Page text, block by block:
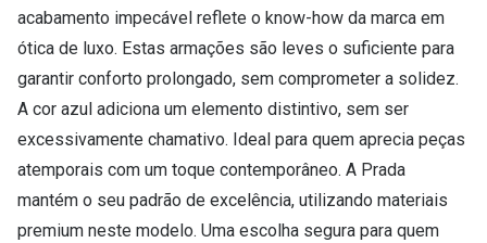
acabamento impecável reflete o know-how da marca em
ótica de luxo. Estas armações são leves o suficiente para
garantir conforto prolongado, sem comprometer a solidez.
A cor azul adiciona um elemento distintivo, sem ser
excessivamente chamativo. Ideal para quem aprecia peças
atemporais com um toque contemporâneo. A Prada
mantém o seu padrão de excelência, utilizando materiais
premium neste modelo. Uma escolha segura para quem